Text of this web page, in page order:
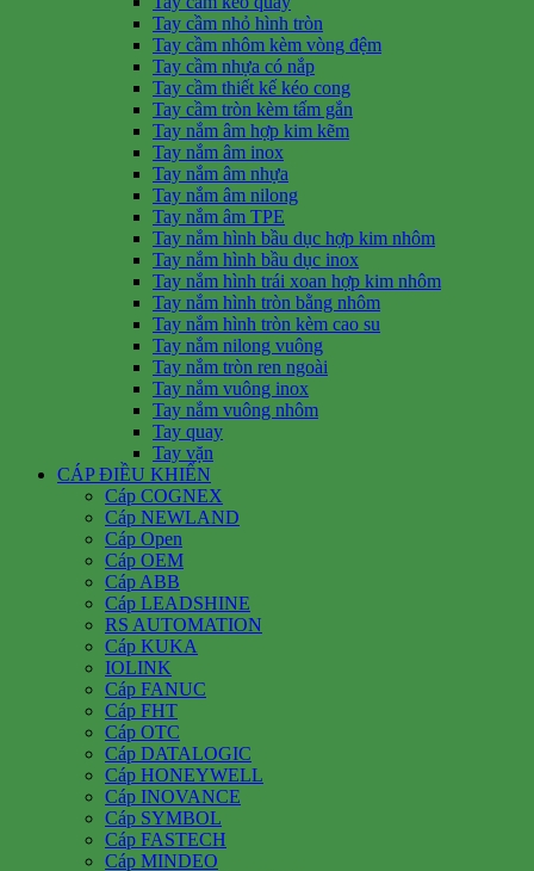
Tay cầm nhỏ hình tròn
Tay cầm nhôm kèm vòng đệm
Tay cầm nhựa có nắp
Tay cầm thiết kế kéo cong
Tay cầm tròn kèm tấm gắn
Tay nắm âm hợp kim kẽm
Tay nắm âm inox
Tay nắm âm nhựa
Tay nắm âm nilong
Tay nắm âm TPE
Tay nắm hình bầu dục hợp kim nhôm
Tay nắm hình bầu dục inox
Tay nắm hình trái xoan hợp kim nhôm
Tay nắm hình tròn bằng nhôm
Tay nắm hình tròn kèm cao su
Tay nắm nilong vuông
Tay nắm tròn ren ngoài
Tay nắm vuông inox
Tay nắm vuông nhôm
Tay quay
Tay vặn
CÁP ĐIỀU KHIỂN
Cáp COGNEX
Cáp NEWLAND
Cáp Open
Cáp OEM
Cáp ABB
Cáp LEADSHINE
RS AUTOMATION
Cáp KUKA
IOLINK
Cáp FANUC
Cáp FHT
Cáp OTC
Cáp DATALOGIC
Cáp HONEYWELL
Cáp INOVANCE
Cáp SYMBOL
Cáp FASTECH
Cáp MINDEO